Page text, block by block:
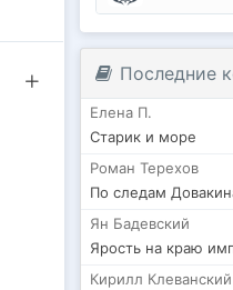
Последние
Елена П.
Старик и море
Роман Терехов
По следам
Ян Бадевский
Ярость на краю
Кирилл Клеванский